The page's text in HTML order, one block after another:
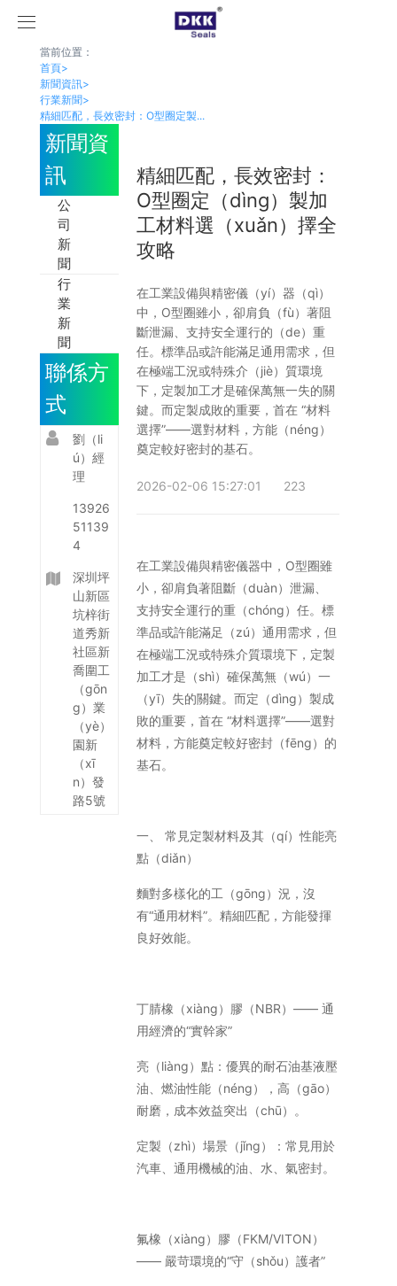
生產及檢測設備
企業文化
合作夥伴（bàn）
產品（pǐn）中心
精密（mì）各式O型圈
汽車行業密封件
醫療行業密封件
液壓氣動密封件
連（lián）接器行業密封件
客戶定製密（mì）封圈
材料
材料介紹
橡膠物性及耐溫比（bǐ）較（jiào）表
儲存指南
橡膠材料代號與名稱
ASTM D2000 標準分類係（xì）統
售後服務
聯係方式
在線留言
當前位置：
首頁>
新聞資訊>
行業新聞>
精細匹配，長效密封：O型圈定製...
新聞資
訊
公
司
新
聞
行
業
新
聞
聯係方
式
劉（li
ú）經
理
13926
51139
4
深圳坪
山新區
坑梓街
道秀新
社區新
喬圍工
（gōn
g）業
（yè）
園新
（xī
n）發
路5號
精細匹配，長效密封：
O型圈定（dìng）製加
工材料選（xuǎn）擇全
攻略
​在工業設備與精密儀（yí）器（qì）
中，O型圈雖小，卻肩負（fù）著阻
斷泄漏、支持安全運行的（de）重
任。標準品或許能滿足通用需求，但
在極端工況或特殊介（jiè）質環境
下，定製加工才是確保萬無一失的關
鍵。而定製成敗的重要，首在 “材料
選擇”——選對材料，方能（néng）
奠定較好密封的基石。
2026-02-06 15:27:01 223
在工業設備與精密儀器中，O型圈雖
小，卻肩負著阻斷（duàn）泄漏、
支持安全運行的重（chóng）任。標
準品或許能滿足（zú）通用需求，但
在極端工況或特殊介質環境下，定製
加工才是（shì）確保萬無（wú）一
（yī）失的關鍵。而定（dìng）製成
敗的重要，首在 “材料選擇”——選對
材料，方能奠定較好密封（fēng）的
基石。
一、 常見定製材料及其（qí）性能亮
點（diǎn）
麵對多樣化的工（gōng）況，沒
有“通用材料”。精細匹配，方能發揮
良好效能。
丁腈橡（xiàng）膠（NBR）—— 通
用經濟的“實幹家”
亮（liàng）點：優異的耐石油基液壓
油、燃油性能（néng），高（gāo）
耐磨，成本效益突出（chū）。
定製（zhì）場景（jǐng）：常見用於
汽車、通用機械的油、水、氣密封。
氟橡（xiàng）膠（FKM/VITON）
—— 嚴苛環境的“守（shǒu）護者”